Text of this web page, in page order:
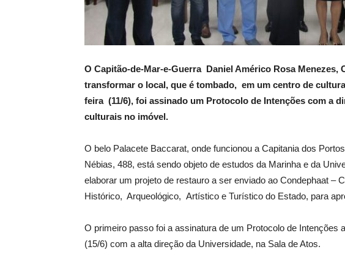
O Capitão-de-Mar-e-Guerra Daniel Américo Rosa Menezes,
transformar o local, que é tombado, em um centro de
feira (11/6), foi assinado um Protocolo de Intenções com a
culturais no imóvel.
O belo Palacete Baccarat, onde funcionou a Capitania dos
Nébias, 488, está sendo objeto de estudos da Marinha e da
elaborar um projeto de restauro a ser enviado ao Condephaat –
Histórico, Arqueológico, Artístico e Turístico do Estado, para
O primeiro passo foi a assinatura de um Protocolo de Intenções
(15/6) com a alta direção da Universidade, na Sala de Atos.